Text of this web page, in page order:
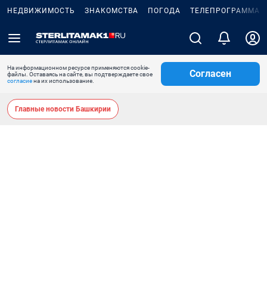
НЕДВИЖИМОСТЬ ЗНАКОМСТВА ПОГОДА ТЕЛЕПРОГРАММА
На информационном ресурсе применяются cookie-
файлы. Оставаясь на сайте, вы подтверждаете свое
согласиена их использование.
Согласен
Главные новости Башкирии